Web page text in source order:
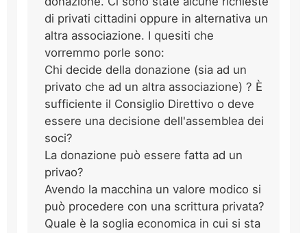
di privati cittadini oppure in alternativa un
altra associazione. I quesiti che
vorremmo porle sono:
Chi decide della donazione (sia ad un
privato che ad un altra associazione) ? È
sufficiente il Consiglio Direttivo o deve
essere una decisione dell'assemblea dei
soci?
La donazione può essere fatta ad un
privao?
Avendo la macchina un valore modico si
può procedere con una scrittura privata?
Quale è la soglia economica in cui si sta